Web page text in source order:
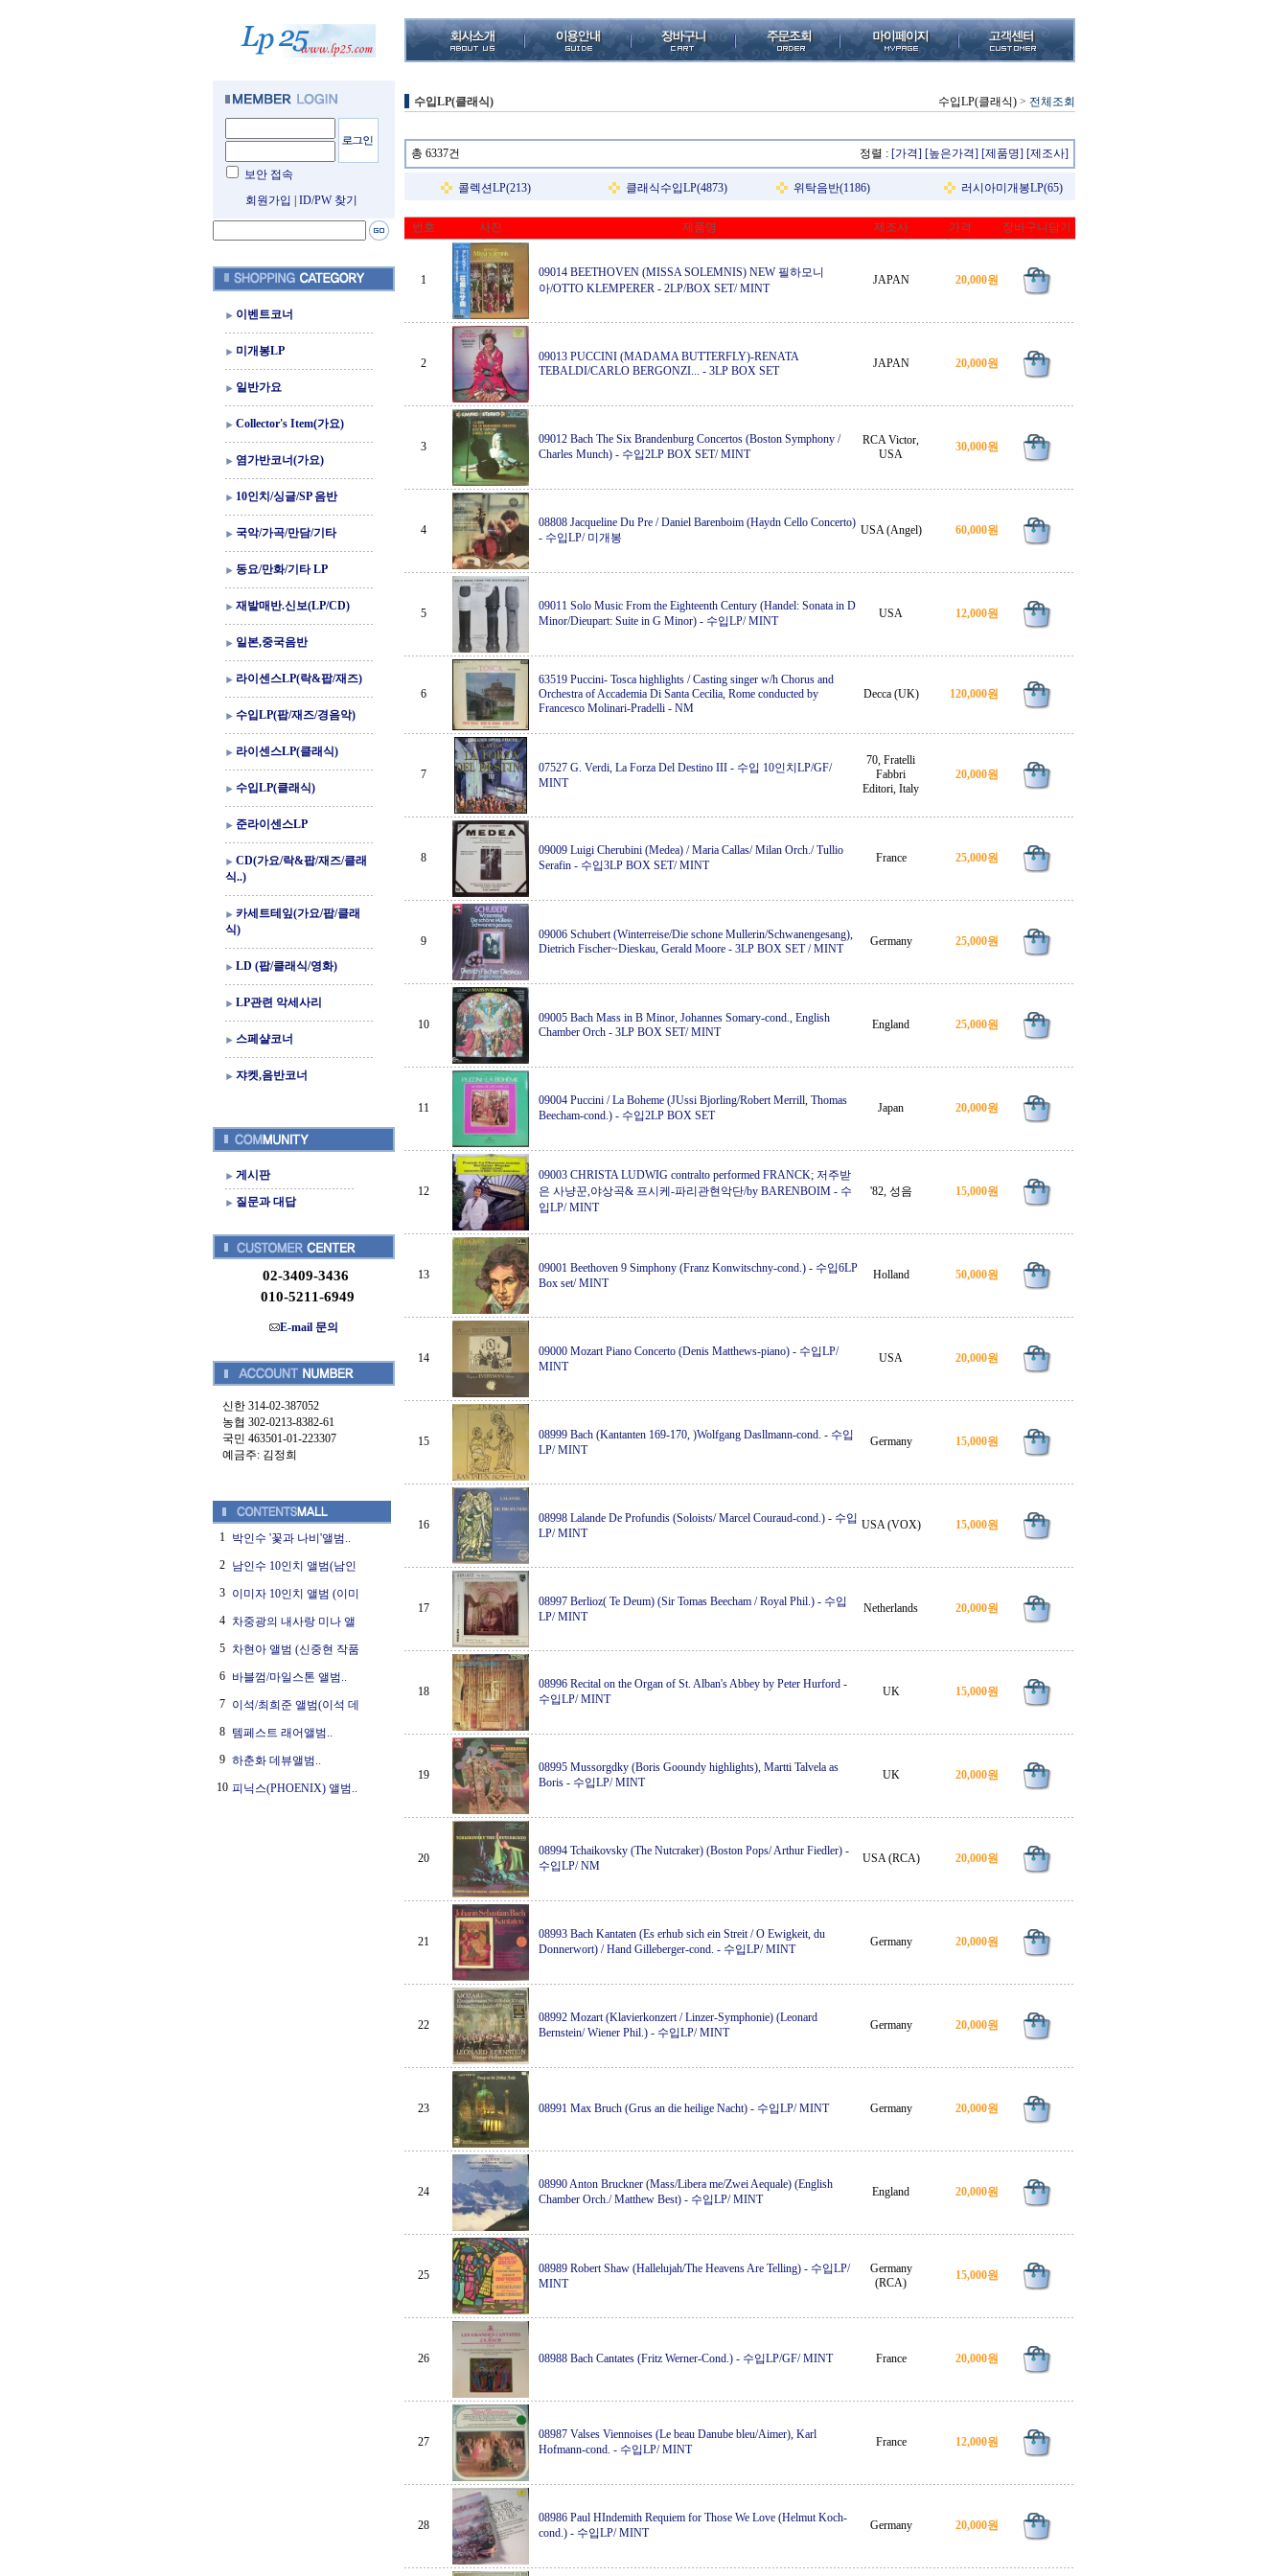
보안 접속
회원가입
ID/PW 찾기
이벤트코너
미개봉LP
일반가요
Collector's Item(가요)
염가반코너(가요)
10인치/싱글/SP 음반
국악/가곡/만담/기타
동요/만화/기타 LP
재발매반.신보(LP/CD)
일본,중국음반
라이센스LP(락&팝/재즈)
수입LP(팝/재즈/경음악)
라이센스LP(클래식)
수입LP(클래식)
준라이센스LP
CD(가요/락&팝/재즈/클래
식..)
카세트테잎(가요/팝/클래
식)
LD (팝/클래식/영화)
LP관련 악세사리
스페샬코너
쟈켓,음반코너
게시판
질문과 대답
02-3409-3436
010-5211-6949
E-mail 문의
신한 314-02-387052
농협 302-0213-8382-61
국민 463501-01-223307
예금주: 김정희
1 박인수 '꽃과 나비'앨범..
2 남인수 10인치 앨범(남인
3 이미자 10인치 앨범 (이미
4 차중광의 내사랑 미나 앨
5 차현아 앨범 (신중현 작품
6 바블껌/마일스톤 앨범..
7 이석/최희준 앨범(이석 데
8 템페스트 래어앨범..
9 하춘화 데뷰앨범..
10 피닉스(PHOENIX) 앨범..
수입LP(클래식) 수입LP(클래식) > 전체조회
총 6337건 정렬 : [가격] [높은가격] [제품명] [제조사]
콜렉션LP(213) 클래식수입LP(4873) 위탁음반(1186) 러시아미개봉LP(65)
번호 사진 제품명 제조사 가격 장바구니담기
1
09014 BEETHOVEN (MISSA SOLEMNIS) NEW 필하모니
아/OTTO KLEMPERER - 2LP/BOX SET/ MINT
JAPAN 20,000원
2
09013 PUCCINI (MADAMA BUTTERFLY)-RENATA
TEBALDI/CARLO BERGONZI... - 3LP BOX SET
JAPAN 20,000원
3
09012 Bach The Six Brandenburg Concertos (Boston Symphony /
Charles Munch) - 수입2LP BOX SET/ MINT
RCA Victor,
USA
30,000원
4
08808 Jacqueline Du Pre / Daniel Barenboim (Haydn Cello Concerto)
- 수입LP/ 미개봉
USA (Angel) 60,000원
5
09011 Solo Music From the Eighteenth Century (Handel: Sonata in D
Minor/Dieupart: Suite in G Minor) - 수입LP/ MINT
USA 12,000원
6
63519 Puccini- Tosca highlights / Casting singer w/h Chorus and
Orchestra of Accademia Di Santa Cecilia, Rome conducted by
Francesco Molinari-Pradelli - NM
Decca (UK) 120,000원
7 07527 G. Verdi, La Forza Del Destino III - 수입 10인치LP/GF/
MINT
70, Fratelli
Fabbri
Editori, Italy
20,000원
8
09009 Luigi Cherubini (Medea) / Maria Callas/ Milan Orch./ Tullio
Serafin - 수입3LP BOX SET/ MINT
France 25,000원
9
09006 Schubert (Winterreise/Die schone Mullerin/Schwanengesang),
Dietrich Fischer~Dieskau, Gerald Moore - 3LP BOX SET / MINT
Germany 25,000원
10
09005 Bach Mass in B Minor, Johannes Somary-cond., English
Chamber Orch - 3LP BOX SET/ MINT
England 25,000원
11
09004 Puccini / La Boheme (JUssi Bjorling/Robert Merrill, Thomas
Beecham-cond.) - 수입2LP BOX SET
Japan 20,000원
12
09003 CHRISTA LUDWIG contralto performed FRANCK; 저주받
은 사냥꾼,야상곡& 프시케-파리관현악단/by BARENBOIM - 수
입LP/ MINT
'82, 성음 15,000원
13 09001 Beethoven 9 Simphony (Franz Konwitschny-cond.) - 수입6LP
Box set/ MINT
Holland 50,000원
14 09000 Mozart Piano Concerto (Denis Matthews-piano) - 수입LP/
MINT
USA 20,000원
15 08999 Bach (Kantanten 169-170, )Wolfgang Dasllmann-cond. - 수입
LP/ MINT
Germany 15,000원
16 08998 Lalande De Profundis (Soloists/ Marcel Couraud-cond.) - 수입
LP/ MINT
USA (VOX) 15,000원
17 08997 Berlioz( Te Deum) (Sir Tomas Beecham / Royal Phil.) - 수입
LP/ MINT
Netherlands 20,000원
18
08996 Recital on the Organ of St. Alban's Abbey by Peter Hurford -
수입LP/ MINT
UK 15,000원
19
08995 Mussorgdky (Boris Gooundy highlights), Martti Talvela as
Boris - 수입LP/ MINT
UK 20,000원
20
08994 Tchaikovsky (The Nutcraker) (Boston Pops/ Arthur Fiedler) -
수입LP/ NM
USA (RCA) 20,000원
21
08993 Bach Kantaten (Es erhub sich ein Streit / O Ewigkeit, du
Donnerwort) / Hand Gilleberger-cond. - 수입LP/ MINT
Germany 20,000원
22
08992 Mozart (Klavierkonzert / Linzer-Symphonie) (Leonard
Bernstein/ Wiener Phil.) - 수입LP/ MINT
Germany 20,000원
23 08991 Max Bruch (Grus an die heilige Nacht) - 수입LP/ MINT Germany 20,000원
24
08990 Anton Bruckner (Mass/Libera me/Zwei Aequale) (English
Chamber Orch./ Matthew Best) - 수입LP/ MINT
England 20,000원
25 08989 Robert Shaw (Hallelujah/The Heavens Are Telling) - 수입LP/
MINT
Germany
(RCA)
15,000원
26 08988 Bach Cantates (Fritz Werner-Cond.) - 수입LP/GF/ MINT France 20,000원
27
08987 Valses Viennoises (Le beau Danube bleu/Aimer), Karl
Hofmann-cond. - 수입LP/ MINT
France 12,000원
28
08986 Paul HIndemith Requiem for Those We Love (Helmut Koch-
cond.) - 수입LP/ MINT
Germany 20,000원